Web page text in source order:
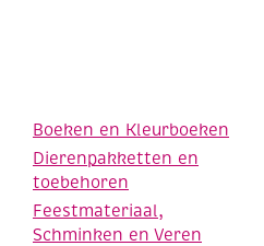
Boeken en Kleurboeken
Dierenpakketten en
toebehoren
Feestmateriaal,
Schminken en Veren